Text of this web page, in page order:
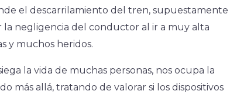
el descarrilamiento del tren, supuestamente
la negligencia del conductor al ir a muy alta
y muchos heridos.
la vida de muchas personas, nos ocupa la
más allá, tratando de valorar si los dispositivos